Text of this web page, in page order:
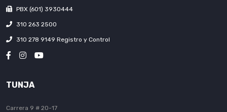
PBX (601) 3930444
310 263 2500
310 278 9149 Registro y Control
TUNJA
Carrera 9 # 20-17